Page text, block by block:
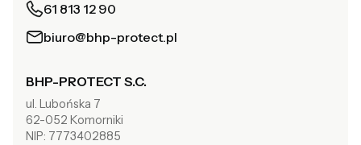
61 813 12 90
biuro@bhp-protect.pl
BHP-PROTECT S.C.
ul. Lubońska 7
62-052 Komorniki
NIP: 7773402885